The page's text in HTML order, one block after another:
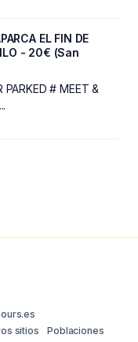
EL FIN DE
- 20€ (San
PARKED # MEET &
sitios
Poblaciones